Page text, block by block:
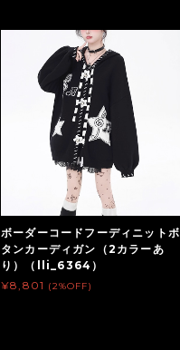
ボーダーコードフーディニットボ
タンカーディガン（2カラーあ
り）（lli_6364）
¥8,801 (2%OFF)